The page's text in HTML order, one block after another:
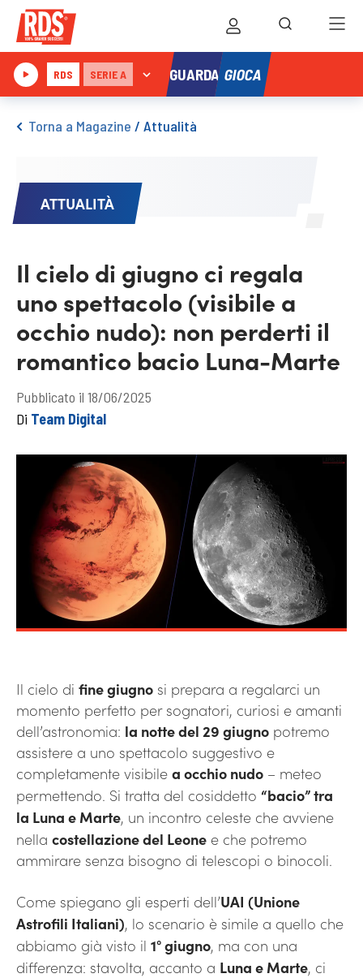
RDS SERIE A GUARDA GIOCA
Torna a Magazine / Attualità
ATTUALITÀ
Il cielo di giugno ci regala
uno spettacolo (visibile a
occhio nudo): non perderti il
romantico bacio Luna-Marte
Pubblicato il 18/06/2025
Di Team Digital
Il cielo di fine giugno si prepara a regalarci un
momento perfetto per sognatori, curiosi e amanti
dell’astronomia: la notte del 29 giugno potremo
assistere a uno spettacolo suggestivo e
completamente visibile a occhio nudo – meteo
permettendo. Si tratta del cosiddetto “bacio” tra
la Luna e Marte, un incontro celeste che avviene
nella costellazione del Leone e che potremo
ammirare senza bisogno di telescopi o binocoli.
Come spiegano gli esperti dell’UAI (Unione
Astrofili Italiani), lo scenario è simile a quello che
abbiamo già visto il 1° giugno, ma con una
differenza: stavolta, accanto a Luna e Marte, ci